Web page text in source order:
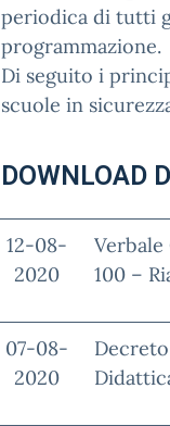
periodica di tutti
programmazione.
Di seguito i
scuole in
DOWNLOAD
12-08-
2020
100 –
07-08-
2020